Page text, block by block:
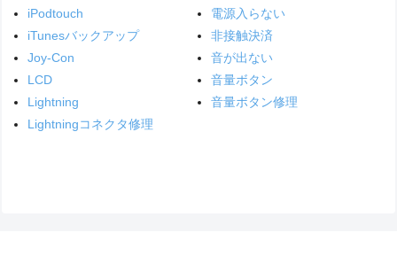
iPodtouch
iTunesバックアップ
Joy-Con
LCD
Lightning
Lightningコネクタ修理
電源入らない
非接触決済
音が出ない
音量ボタン
音量ボタン修理